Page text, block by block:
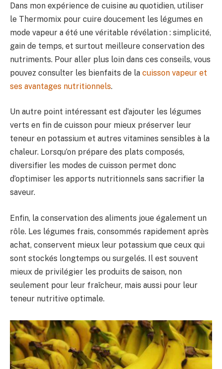
Dans mon expérience de cuisine au quotidien, utiliser
le Thermomix pour cuire doucement les légumes en
mode vapeur a été une véritable révélation : simplicité,
gain de temps, et surtout meilleure conservation des
nutriments. Pour aller plus loin dans ces conseils, vous
pouvez consulter les bienfaits de la cuisson vapeur et
ses avantages nutritionnels.
Un autre point intéressant est d’ajouter les légumes
verts en fin de cuisson pour mieux préserver leur
teneur en potassium et autres vitamines sensibles à la
chaleur. Lorsqu’on prépare des plats composés,
diversifier les modes de cuisson permet donc
d’optimiser les apports nutritionnels sans sacrifier la
saveur.
Enfin, la conservation des aliments joue également un
rôle. Les légumes frais, consommés rapidement après
achat, conservent mieux leur potassium que ceux qui
sont stockés longtemps ou surgelés. Il est souvent
mieux de privilégier les produits de saison, non
seulement pour leur fraîcheur, mais aussi pour leur
teneur nutritive optimale.